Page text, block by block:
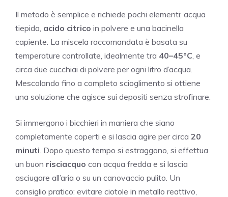
Il metodo è semplice e richiede pochi elementi: acqua
tiepida, acido citrico in polvere e una bacinella
capiente. La miscela raccomandata è basata su
temperature controllate, idealmente tra 40–45°C , e
circa due cucchiai di polvere per ogni litro d’acqua.
Mescolando fino a completo scioglimento si ottiene
una soluzione che agisce sui depositi senza strofinare.
Si immergono i bicchieri in maniera che siano
completamente coperti e si lascia agire per circa 20
minuti . Dopo questo tempo si estraggono, si effettua
un buon risciacquo con acqua fredda e si lascia
asciugare all’aria o su un canovaccio pulito. Un
consiglio pratico: evitare ciotole in metallo reattivo,